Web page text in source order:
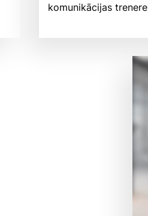
komunikācijas trenere